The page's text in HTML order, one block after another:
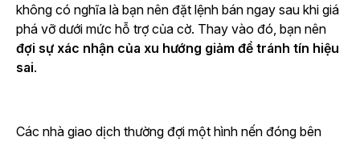
không có nghĩa là bạn nên đặt lệnh bán ngay sau khi giá
phá vỡ dưới mức hỗ trợ của cờ. Thay vào đó, bạn nên
đợi sự xác nhận của xu hướng giảm để tránh tín hiệu
sai.
Các nhà giao dịch thường đợi một hình nến đóng bên